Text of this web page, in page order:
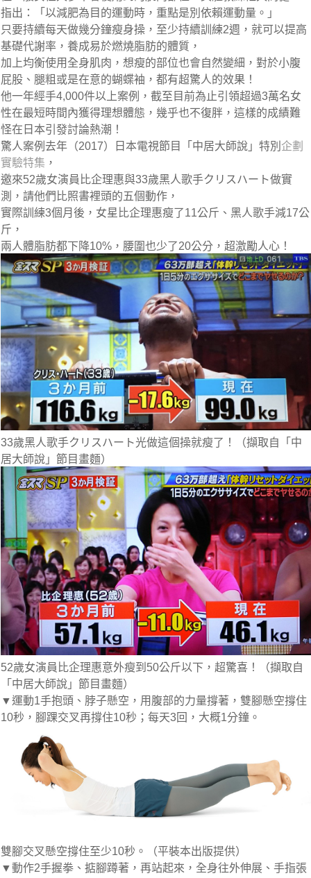
指出：「以減肥為目的運動時，重點是別依賴運動量。」
只要持續每天做幾分鐘瘦身操，至少持續訓練2週，就可以提高
基礎代謝率，養成易於燃燒脂肪的體質，
加上均衡使用全身肌肉，想瘦的部位也會自然變細，對於小腹
屁股、腿粗或是在意的蝴蝶袖，都有超驚人的效果！
他一年經手4,000件以上案例，截至目前為止引領超過3萬名女
性在最短時間內獲得理想體態，幾乎也不復胖，這樣的成績難
怪在日本引發討論熱潮！
驚人案例 去年（2017）日本電視節目「中居大師說」特別 企劃
實驗特集 ，
邀來52歲女演員比企理惠與33歲黑人歌手クリスハート做實
測，請他們比照書裡頭的五個動作，
實際訓練3個月後，女星比企理惠瘦了11公斤、黑人歌手減17公
斤，
兩人體脂肪都下降10%，腰圍也少了20公分，超激勵人心！
33歲黑人歌手クリスハート光做這個操就瘦了！（擷取自「中
居大師說」節目畫麵）
52歲女演員比企理惠意外瘦到50公斤以下，超驚喜！（擷取自
「中居大師說」節目畫麵）
▼運動1手抱頭、脖子懸空，用腹部的力量撐著，雙腳懸空撐住
10秒，腳踝交叉再撐住10秒；每天3回，大概1分鐘。
雙腳交叉懸空撐住至少10秒。（平裝本出版提供）
▼動作2手握拳、掂腳蹲著，再站起來，全身往外伸展、手指張